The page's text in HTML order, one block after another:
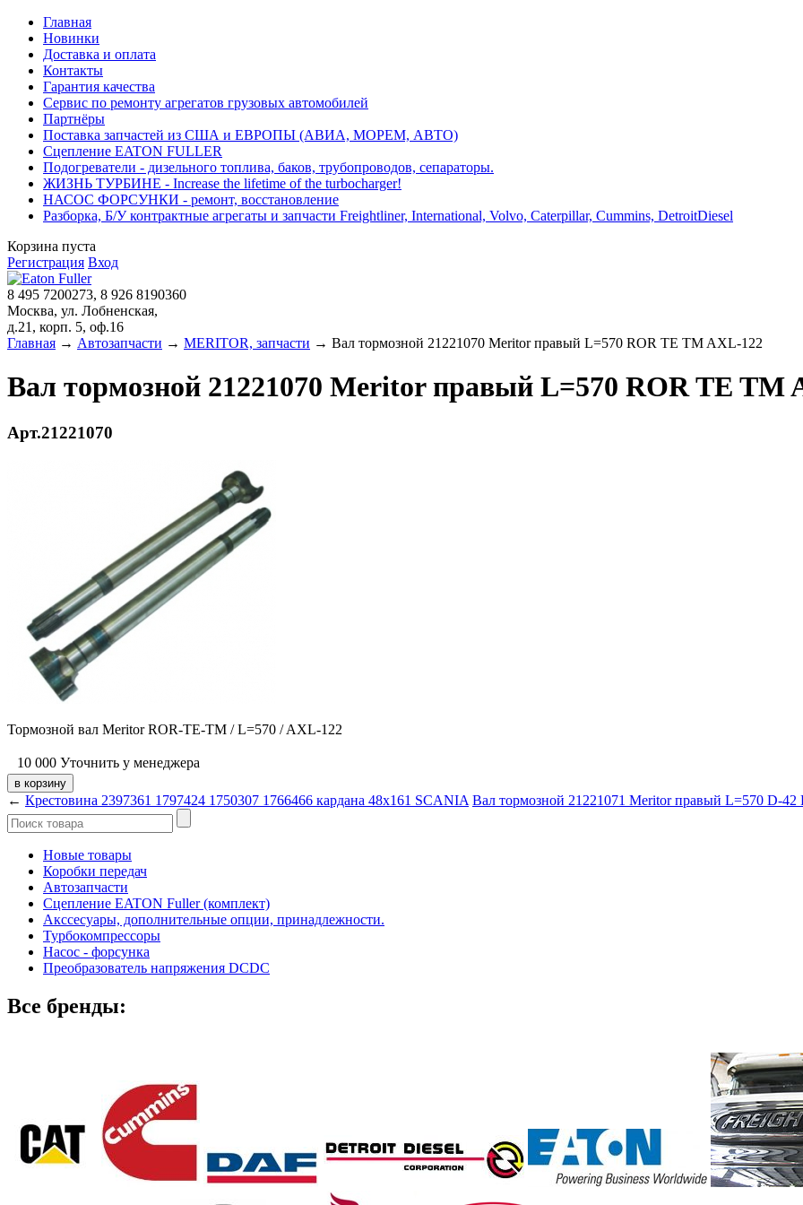
Главная
Новинки
Доставка и оплата
Контакты
Гарантия качества
Сервис по ремонту агрегатов грузовых автомобилей
Партнёры
Поставка запчастей из США и ЕВРОПЫ (АВИА, МОРЕМ, АВТО)
Сцепление EATON FULLER
Подогреватели - дизельного топлива, баков, трубопроводов, сепараторы.
ЖИЗНЬ ТУРБИНЕ - Increase the lifetime of the turbocharger!
НАСОС ФОРСУНКИ - ремонт, восстановление
Разборка, Б/У контрактные агрегаты и запчасти Freightliner, International, Volvo, Caterpillar, Cummins, DetroitDiesel
Корзина пуста
Регистрация Вход
8 495 7200273, 8 926 8190360
Москва, ул. Лобненская,
д.21, корп. 5, оф.16
Главная → Автозапчасти → MERITOR, запчасти → Вал тормозной 21221070 Meritor правый L=570 ROR TE TM AXL-122
Вал тормозной 21221070 Meritor правый L=570 ROR TE TM
Арт.21221070
Тормозной вал MeritorROR-TE-TM / L=570 / AXL-122
10 000 Уточнить у менеджера
← Крестовина 2397361 1797424 1750307 1766466 кардана 48х161 SCANIA Вал тормозной 21221071 Meritor правый L=570 D-
Новые товары
Коробки передач
Автозапчасти
Сцепление EATON Fuller (комплект)
Акссесуары, дополнительные опции, принадлежности.
Турбокомпрессоры
Насос - форсунка
Преобразователь напряжения DCDC
Все бренды: